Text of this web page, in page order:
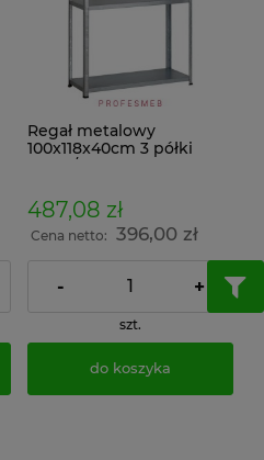
Regał metalowy
100x118x40cm 3 półki
150kg/p ocynkowany
dokumenty w archiwum i
do magazynu
487,08 zł
Cena netto: 396,00 zł
- +
szt.
do koszyka